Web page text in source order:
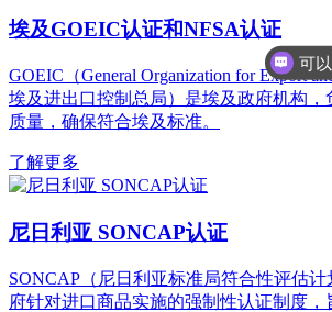
埃及GOEIC认证和NFSA认证
GOEIC（General Organization for Export
埃及进出口控制总局）是埃及政府机构，
质量，确保符合埃及标准。
了解更多
尼日利亚 SONCAP认证
SONCAP（尼日利亚标准局符合性评估
府针对进口商品实施的强制性认证制度，